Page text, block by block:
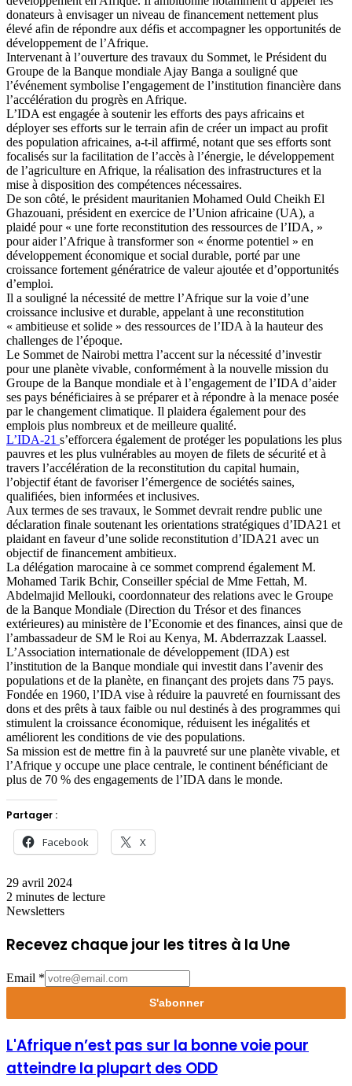
donateurs à envisager un niveau de financement nettement plus
élevé afin de répondre aux défis et accompagner les opportunités de
développement de l’Afrique.
Intervenant à l’ouverture des travaux du Sommet, le Président du
Groupe de la Banque mondiale Ajay Banga a souligné que
l’événement symbolise l’engagement de l’institution financière dans
l’accélération du progrès en Afrique.
L’IDA est engagée à soutenir les efforts des pays africains et
déployer ses efforts sur le terrain afin de créer un impact au profit
des population africaines, a-t-il affirmé, notant que ses efforts sont
focalisés sur la facilitation de l’accès à l’énergie, le développement
de l’agriculture en Afrique, la réalisation des infrastructures et la
mise à disposition des compétences nécessaires.
De son côté, le président mauritanien Mohamed Ould Cheikh El
Ghazouani, président en exercice de l’Union africaine (UA), a
plaidé pour « une forte reconstitution des ressources de l’IDA, »
pour aider l’Afrique à transformer son « énorme potentiel » en
développement économique et social durable, porté par une
croissance fortement génératrice de valeur ajoutée et d’opportunités
d’emploi.
Il a souligné la nécessité de mettre l’Afrique sur la voie d’une
croissance inclusive et durable, appelant à une reconstitution
« ambitieuse et solide » des ressources de l’IDA à la hauteur des
challenges de l’époque.
Le Sommet de Nairobi mettra l’accent sur la nécessité d’investir
pour une planète vivable, conformément à la nouvelle mission du
Groupe de la Banque mondiale et à l’engagement de l’IDA d’aider
ses pays bénéficiaires à se préparer et à répondre à la menace posée
par le changement climatique. Il plaidera également pour des
emplois plus nombreux et de meilleure qualité.
L’IDA-21 s’efforcera également de protéger les populations les plus
pauvres et les plus vulnérables au moyen de filets de sécurité et à
travers l’accélération de la reconstitution du capital humain,
l’objectif étant de favoriser l’émergence de sociétés saines,
qualifiées, bien informées et inclusives.
Aux termes de ses travaux, le Sommet devrait rendre public une
déclaration finale soutenant les orientations stratégiques d’IDA21 et
plaidant en faveur d’une solide reconstitution d’IDA21 avec un
objectif de financement ambitieux.
La délégation marocaine à ce sommet comprend également M.
Mohamed Tarik Bchir, Conseiller spécial de Mme Fettah, M.
Abdelmajid Mellouki, coordonnateur des relations avec le Groupe
de la Banque Mondiale (Direction du Trésor et des finances
extérieures) au ministère de l’Economie et des finances, ainsi que de
l’ambassadeur de SM le Roi au Kenya, M. Abderrazzak Laassel.
L’Association internationale de développement (IDA) est
l’institution de la Banque mondiale qui investit dans l’avenir des
populations et de la planète, en finançant des projets dans 75 pays.
Fondée en 1960, l’IDA vise à réduire la pauvreté en fournissant des
dons et des prêts à taux faible ou nul destinés à des programmes qui
stimulent la croissance économique, réduisent les inégalités et
améliorent les conditions de vie des populations.
Sa mission est de mettre fin à la pauvreté sur une planète vivable, et
l’Afrique y occupe une place centrale, le continent bénéficiant de
plus de 70 % des engagements de l’IDA dans le monde.
Partager :
Facebook X
29 avril 2024
2 minutes de lecture
Newsletters
Recevez chaque jour les titres à la Une
Email *
S'abonner
L'Afrique
n’est
pas
L'Afrique n’est pas sur la bonne voie pour
atteindre la plupart des ODD